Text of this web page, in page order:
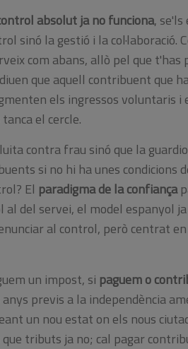
absolut ja no funciona, se'ls
sinó la gestió i la col·laboració.
com abans, allò pel que
que aquell contribuent que
els ingressos voluntaris
el cercle.
contra frau sinó que la
si no hi ha unes condicions
El paradigma de la confiança
del servei, el model espanyol
al control, però centrat
un impost, si paguem o
previs a la independència
un nou estat on els nous
tributs ja no; cal pagar